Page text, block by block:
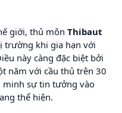
giới, thủ môn Thibaut
trường khi gia hạn với
này càng đặc biệt bởi
năm với cầu thủ trên 30
minh sự tin tưởng vào
thể hiện.